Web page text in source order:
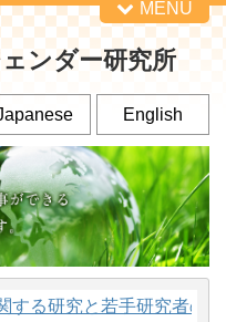
MENU
English
る研究と若手研究者の